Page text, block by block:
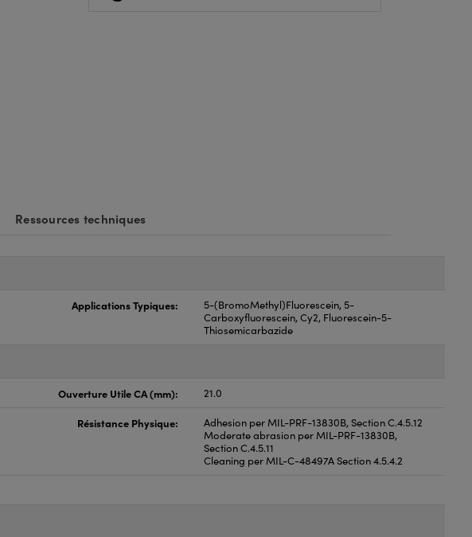
Ressources techniques
Applications Typiques:
5-(BromoMethyl)Fluorescein, 5-
Carboxyfluorescein, Cy2, Fluorescein-5-
Thiosemicarbazide
Ouverture Utile CA (mm): 21.0
Résistance Physique:
Adhesion per MIL-PRF-13830B, Section C.4.5.12
Moderate abrasion per MIL-PRF-13830B,
Section C.4.5.11
Cleaning per MIL-C-48497A Section 4.5.4.2